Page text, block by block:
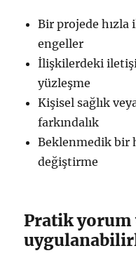
Bir projede hızla
engeller
İlişkilerdeki
yüzleşme
Kişisel sağlık
farkındalık
Beklenmedik bir
değiştirme
Pratik yorum